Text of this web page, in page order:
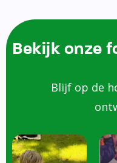
Bekijk onze
Blijf op de